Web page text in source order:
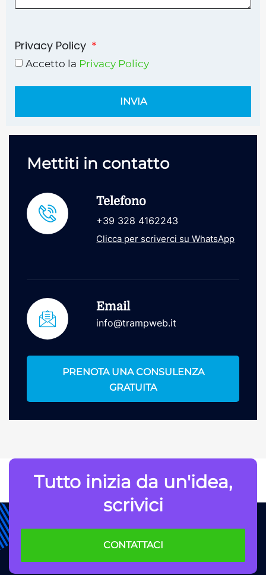
Mettiti in contatto
Telefono
+39 328 4162243
Clicca per scriverci su WhatsApp
Email
info@trampweb.it
PRENOTA UNA CONSULENZA
GRATUITA
Privacy Policy
Accetto la Privacy Policy
INVIA
Tutto inizia da un'idea,
scrivici
CONTATTACI